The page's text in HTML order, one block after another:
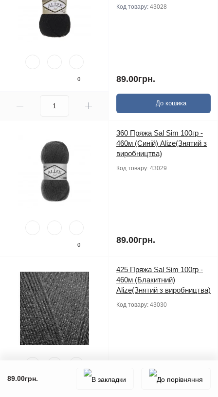
89.00грн.
0
Код товару: 43028
89.00грн.
До кошика
0
360 Пряжа Sal Sim 100гр -
460м (Синій) Alize(Знятий з
виробництва)
Код товару: 43029
89.00грн.
425 Пряжа Sal Sim 100гр -
460м (Блакитний)
Alize(Знятий з виробництва)
Код товару: 43030
89.00грн.